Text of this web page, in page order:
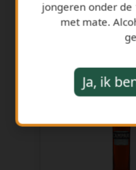
jongeren onder de
met mate.
Ja, ik